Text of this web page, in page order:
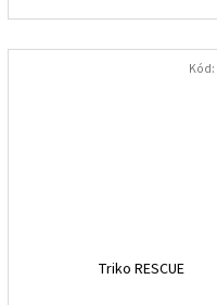
Triko RESCUE
Kód: